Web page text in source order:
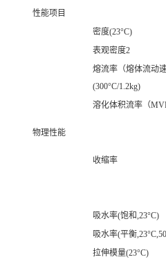
性能项目
物理性能
密度(23°C)
表观密度2
熔流率（熔体流动速
(300°C/1.2kg)
溶化体积流率（
收缩率
吸水率(饱和,23°C)
吸水率(平衡
拉伸模量(23°C)